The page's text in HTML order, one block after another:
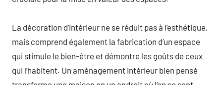
La décoration d’intérieur ne se réduit pas à l’esthétique,
mais comprend également la fabrication d’un espace
qui stimule le bien-être et démontre les goûts de ceux
qui l’habitent. Un aménagement intérieur bien pensé